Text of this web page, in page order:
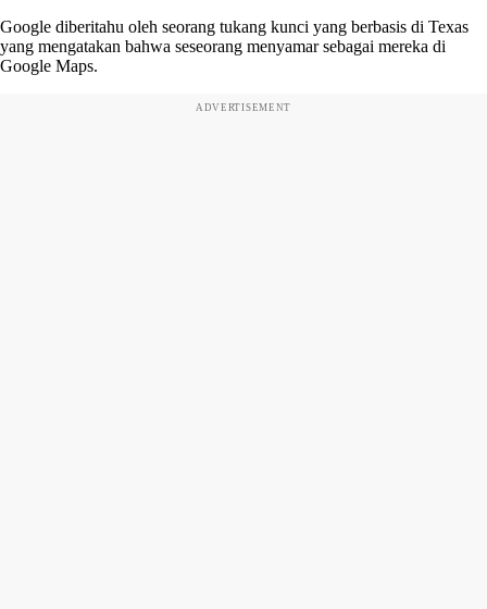
Google diberitahu oleh seorang tukang kunci yang berbasis di Texas
yang mengatakan bahwa seseorang menyamar sebagai mereka di
Google Maps.
ADVERTISEMENT